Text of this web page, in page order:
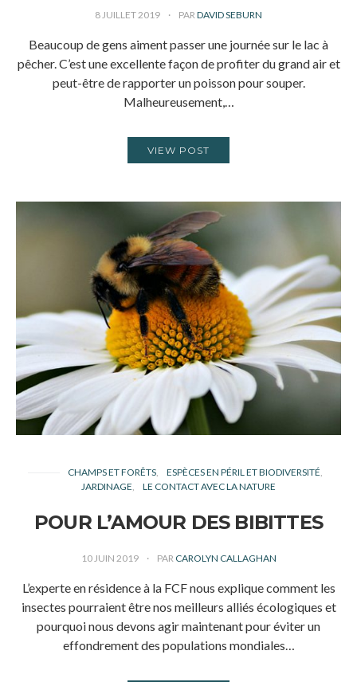
8 JUILLET 2019 PARDAVID SEBURN
Beaucoup de gens aiment passer une journée sur le lac à
pêcher. C’est une excellente façon de profiter du grand air et
peut-être de rapporter un poisson pour souper.
Malheureusement,…
VIEW POST
CHAMPS ET FORÊTS
ESPÈCES EN PÉRIL ET BIODIVERSITÉ
JARDINAGE
LE CONTACT AVEC LA NATURE
POUR L’AMOUR DES BIBITTES
10 JUIN 2019 PAR CAROLYN CALLAGHAN
L’experte en résidence à la FCF nous explique comment les
insectes pourraient être nos meilleurs alliés écologiques et
pourquoi nous devons agir maintenant pour éviter un
effondrement des populations mondiales…